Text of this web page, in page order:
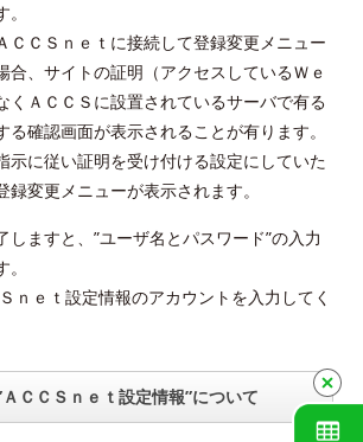
ＣＣＳｎｅｔに接続して登録変更メニュー
合、サイトの証明（アクセスしているＷｅ
くＡＣＣＳに設置されているサーバで有る
る確認画面が表示されることが有ります。
示に従い証明を受け付ける設定にしていた
録変更メニューが表示されます。
しますと、”ユーザ名とパスワード”の入力
ｎｅｔ設定情報のアカウントを入力してく
ＣＣＳｎｅｔ設定情報”について